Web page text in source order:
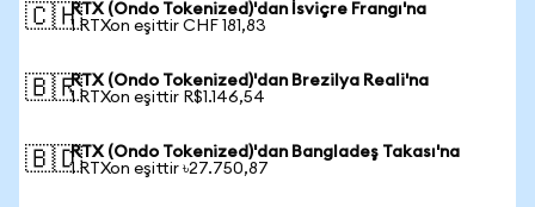
🇨🇭RTX (Ondo Tokenized)'dan İsviçre Frangı'na
1 RTXon eşittir CHF 181,83
🇧🇷RTX (Ondo Tokenized)'dan Brezilya Reali'na
1 RTXon eşittir R$1.146,54
🇧🇩RTX (Ondo Tokenized)'dan Bangladeş Takası'na
1 RTXon eşittir ৳27.750,87